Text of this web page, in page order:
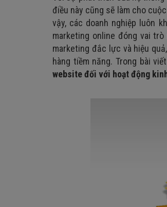
điều này cũng sẽ làm cho
vậy, các doanh nghiệp luôn
marketing online đóng vai
marketing đắc lực và hiệu
hàng tiềm năng. Trong bài
website đối với hoạt động